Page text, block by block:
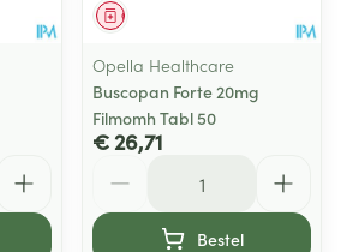
Geneesmiddel
Opella Healthcare
Buscopan Forte 20mg
Filmomh Tabl 50
€ 26,71
Bestel